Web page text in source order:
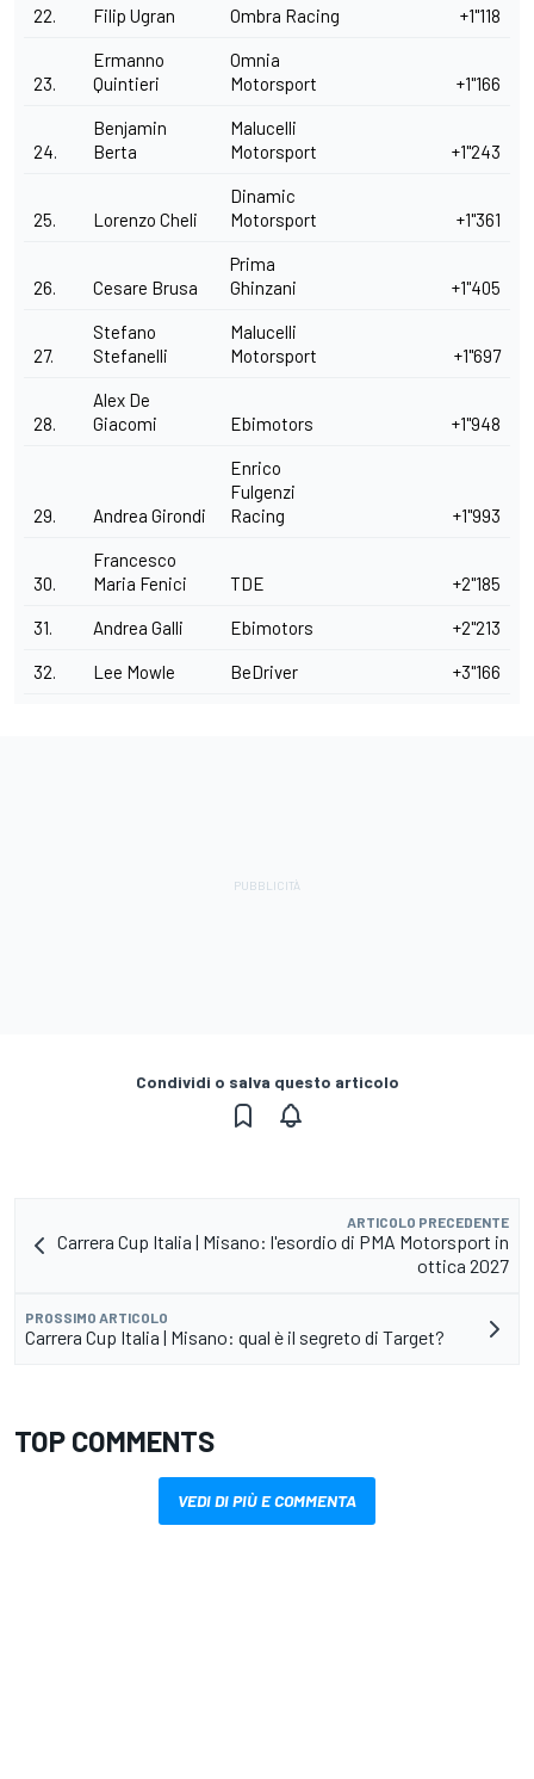
22. Filip Ugran Ombra Racing +1"118
23.
Ermanno
Quintieri
Omnia
Motorsport
+1"166
24.
Benjamin
Berta
Malucelli
Motorsport
+1"243
25. Lorenzo Cheli
Dinamic
Motorsport
+1"361
26. Cesare Brusa
Prima
Ghinzani
+1"405
27.
Stefano
Stefanelli
Malucelli
Motorsport
+1"697
28.
Alex De
Giacomi
Ebimotors +1"948
29. Andrea Girondi
Enrico
Fulgenzi
Racing
+1"993
30.
Francesco
Maria Fenici
TDE +2"185
31. Andrea Galli Ebimotors +2"213
32. Lee Mowle BeDriver +3"166
Condividi o salva questo articolo
ARTICOLO PRECEDENTE
Carrera Cup Italia | Misano: l'esordio di PMA Motorsport in
ottica 2027
PROSSIMO ARTICOLO
Carrera Cup Italia | Misano: qual è il segreto di Target?
TOP COMMENTS
VEDI DI PIÙ E COMMENTA